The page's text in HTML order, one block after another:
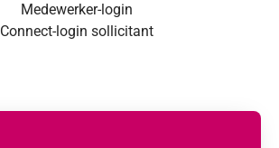
Medewerker-login
Connect-login sollicitant